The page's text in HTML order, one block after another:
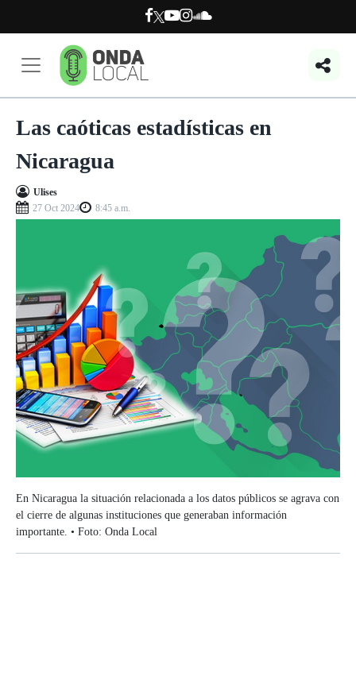
Las caóticas estadísticas en
Nicaragua
Ulises
27 Oct 2024
8:45 a.m.
En Nicaragua la situación relacionada a los datos públicos se agrava con
el cierre de algunas instituciones que generaban información
importante. • Foto: Onda Local